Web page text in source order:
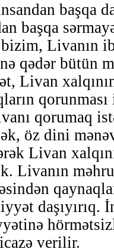
başqa
başqa
Livanın
qədər bütün
Livan
qorumaq
öz dini
Livan
Livanın
daşıyırıq.
verilir.